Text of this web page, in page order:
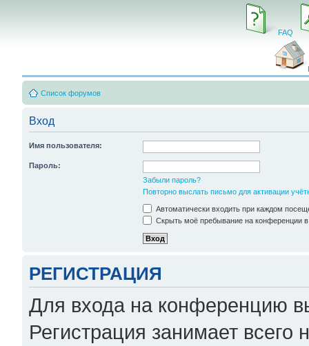
FAQ
Список форумов
Вход
Имя пользователя:
Пароль:
Забыли пароль?
Повторно выслать письмо для активации
Автоматически входить при каждом
Скрыть моё пребывание на конференции в
РЕГИСТРАЦИЯ
Для входа на конференцию
Регистрация занимает всего